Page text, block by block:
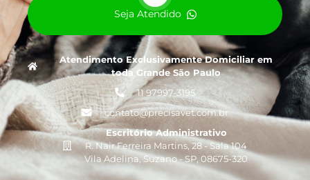
Seja Atendido
Atendimento Exclusivamente Domiciliar em
toda Grande São Paulo
11 97997-3195
contato@precisavet.com.br
Escritório Administrativo
R. Nair Ferreira Martins, 28 - Sala 104
Vila Adelina, Suzano - SP, 08675-320